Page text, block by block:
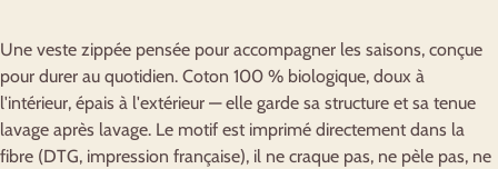
Une veste zippée pensée pour accompagner les saisons, conçue
pour durer au quotidien. Coton 100 % biologique, doux à
l'intérieur, épais à l'extérieur — elle garde sa structure et sa tenue
lavage après lavage. Le motif est imprimé directement dans la
fibre (DTG, impression française), il ne craque pas, ne pèle pas, ne